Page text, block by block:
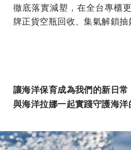
徹底落實減塑，在全台專櫃
牌正貨空瓶回收、集氣解鎖抽
讓海洋保育成為我們的新日常
與海洋拉娜一起實踐守護海洋